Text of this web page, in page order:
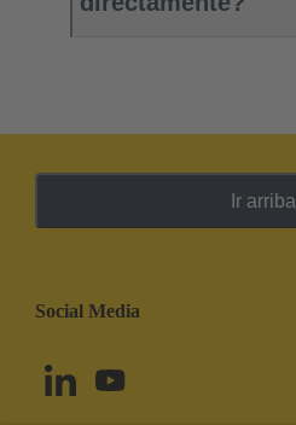
Ir arriba
Social Media